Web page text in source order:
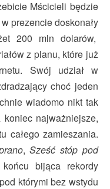
Mścicieli będzie
prezencie doskonały
200 mln dolarów,
z planu, które już
Swój udział w
choć jeden
wiadomo nikt tak
najważniejsze,
całego zamieszania.
,Sześć stóp pod
bijąca rekordy
którymi bez wstydu